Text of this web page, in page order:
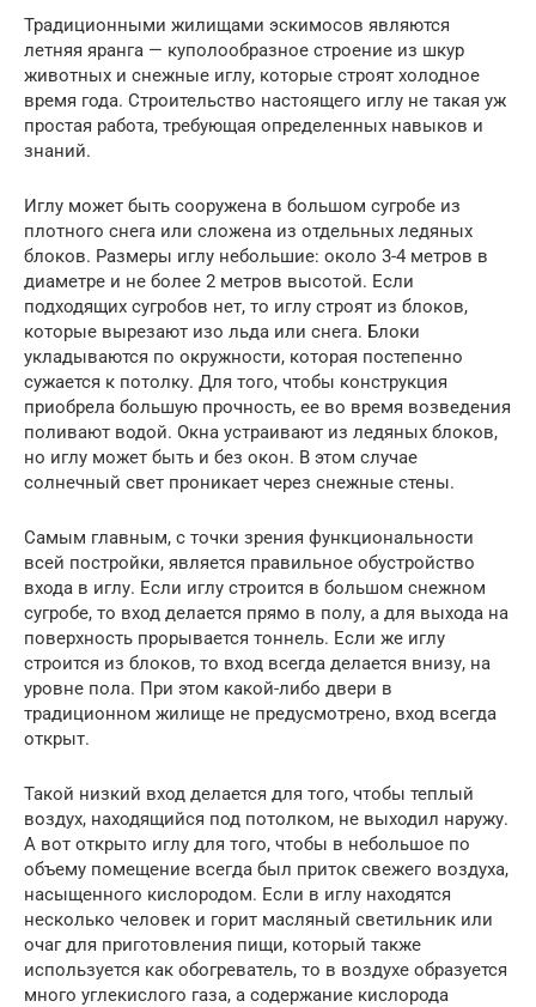
Традиционными жилищами эскимосов являются
летняя яранга — куполообразное строение из шкур
животных и снежные иглу, которые строят холодное
время года. Строительство настоящего иглу не такая уж
простая работа, требующая определенных навыков и
знаний.
Иглу может быть сооружена в большом сугробе из
плотного снега или сложена из отдельных ледяных
блоков. Размеры иглу небольшие: около 3-4 метров в
диаметре и не более 2 метров высотой. Если
подходящих сугробов нет, то иглу строят из блоков,
которые вырезают изо льда или снега. Блоки
укладываются по окружности, которая постепенно
сужается к потолку. Для того, чтобы конструкция
приобрела большую прочность, ее во время возведения
поливают водой. Окна устраивают из ледяных блоков,
но иглу может быть и без окон. В этом случае
солнечный свет проникает через снежные стены.
Самым главным, с точки зрения функциональности
всей постройки, является правильное обустройство
входа в иглу. Если иглу строится в большом снежном
сугробе, то вход делается прямо в полу, а для выхода на
поверхность прорывается тоннель. Если же иглу
строится из блоков, то вход всегда делается внизу, на
уровне пола. При этом какой-либо двери в
традиционном жилище не предусмотрено, вход всегда
открыт.
Такой низкий вход делается для того, чтобы теплый
воздух, находящийся под потолком, не выходил наружу.
А вот открыто иглу для того, чтобы в небольшое по
объему помещение всегда был приток свежего воздуха,
насыщенного кислородом. Если в иглу находятся
несколько человек и горит масляный светильник или
очаг для приготовления пищи, который также
используется как обогреватель, то в воздухе образуется
много углекислого газа, а содержание кислорода